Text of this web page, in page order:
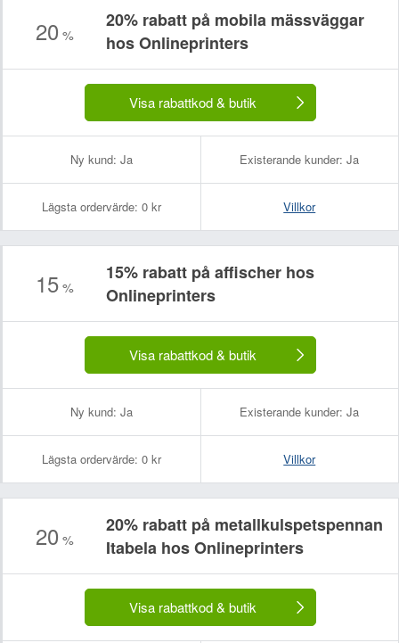
20 %
20% rabatt på mobila mässväggar
hos Onlineprinters
Visa rabattkod & butik
Ny kund: Ja Existerande kunder: Ja
Lägsta ordervärde: 0 kr Villkor
15 %
15% rabatt på affischer hos
Onlineprinters
Visa rabattkod & butik
Ny kund: Ja Existerande kunder: Ja
Lägsta ordervärde: 0 kr Villkor
20 %
20% rabatt på metallkulspetspennan
Itabela hos Onlineprinters
Visa rabattkod & butik